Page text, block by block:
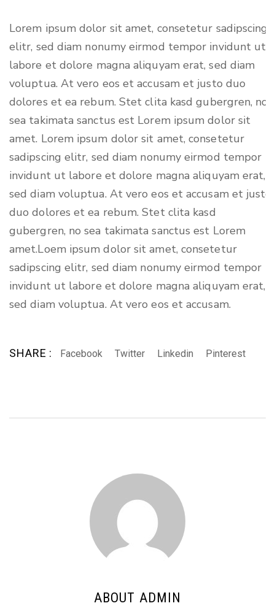
Lorem ipsum dolor sit amet, consetetur sadipscing
elitr, sed diam nonumy eirmod tempor invidunt ut
labore et dolore magna aliquyam erat, sed diam
voluptua. At vero eos et accusam et justo duo
dolores et ea rebum. Stet clita kasd gubergren, no
sea takimata sanctus est Lorem ipsum dolor sit
amet. Lorem ipsum dolor sit amet, consetetur
sadipscing elitr, sed diam nonumy eirmod tempor
invidunt ut labore et dolore magna aliquyam erat,
sed diam voluptua. At vero eos et accusam et justo
duo dolores et ea rebum. Stet clita kasd
gubergren, no sea takimata sanctus est Lorem
amet.Loem ipsum dolor sit amet, consetetur
sadipscing elitr, sed diam nonumy eirmod tempor
invidunt ut labore et dolore magna aliquyam erat,
sed diam voluptua. At vero eos et accusam.
SHARE : Facebook Twitter Linkedin Pinterest
ABOUT ADMIN